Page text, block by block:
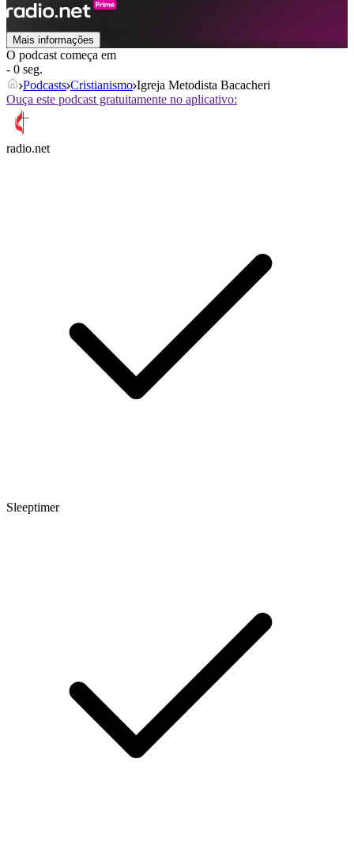
Mais informações
O podcast começa em
- 0 seg.
Podcasts Cristianismo Igreja Metodista Bacacheri
Ouça este podcast gratuitamente no aplicativo:
radio.net
Sleeptimer